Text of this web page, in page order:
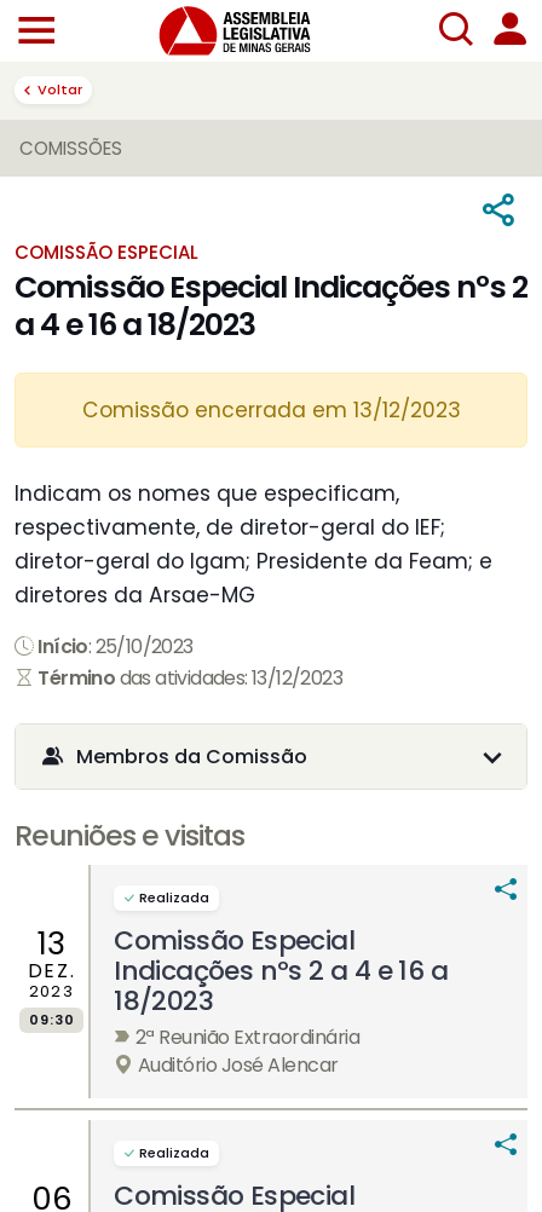
Voltar
COMISSÕES
COMISSÃO ESPECIAL
Comissão Especial Indicações nºs 2
a 4 e 16 a 18/2023
Comissão encerrada em 13/12/2023
Indicam os nomes que especificam,
respectivamente, de diretor-geral do IEF;
diretor-geral do Igam; Presidente da Feam; e
diretores da Arsae-MG
Início: 25/10/2023
Términodas atividades: 13/12/2023
Membros da Comissão
Reuniões e visitas
13
DEZ.
2023
09:30
Realizada
Comissão Especial
Indicações nºs 2 a 4 e 16 a
18/2023
2ª Reunião Extraordinária
Auditório José Alencar
06
Realizada
Comissão Especial